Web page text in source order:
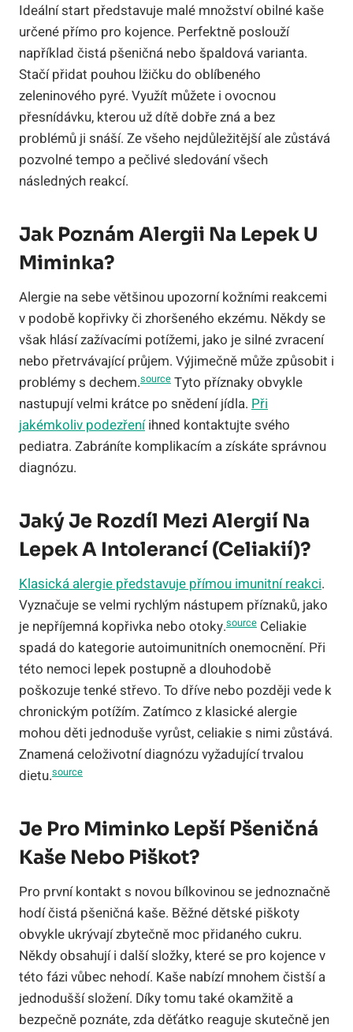
Ideální start představuje malé množství obilné kaše
určené přímo pro kojence. Perfektně poslouží
například čistá pšeničná nebo špaldová varianta.
Stačí přidat pouhou lžičku do oblíbeného
zeleninového pyré. Využít můžete i ovocnou
přesnídávku, kterou už dítě dobře zná a bez
problémů ji snáší. Ze všeho nejdůležitější ale zůstává
pozvolné tempo a pečlivé sledování všech
následných reakcí.
Jak Poznám Alergii Na Lepek U
Miminka?
Alergie na sebe většinou upozorní kožními reakcemi
v podobě kopřivky či zhoršeného ekzému. Někdy se
však hlásí zažívacími potížemi, jako je silné zvracení
nebo přetrvávající průjem. Výjimečně může způsobit i
problémy s dechem.source Tyto příznaky obvykle
nastupují velmi krátce po snědení jídla. Při
jakémkoliv podezřeníihned kontaktujte svého
pediatra. Zabráníte komplikacím a získáte správnou
diagnózu.
Jaký Je Rozdíl Mezi Alergií Na
Lepek A Intolerancí (celiakií)?
Klasická alergie představuje přímou imunitní reakci.
Vyznačuje se velmi rychlým nástupem příznaků, jako
je nepříjemná kopřivka nebo otoky.source Celiakie
spadá do kategorie autoimunitních onemocnění. Při
této nemoci lepek postupně a dlouhodobě
poškozuje tenké střevo. To dříve nebo později vede k
chronickým potížím. Zatímco z klasické alergie
mohou děti jednoduše vyrůst, celiakie s nimi zůstává.
Znamená celoživotní diagnózu vyžadující trvalou
dietu.source
Je Pro Miminko Lepší Pšeničná
Kaše Nebo Piškot?
Pro první kontakt s novou bílkovinou se jednoznačně
hodí čistá pšeničná kaše. Běžné dětské piškoty
obvykle ukrývají zbytečně moc přidaného cukru.
Někdy obsahují i další složky, které se pro kojence v
této fázi vůbec nehodí. Kaše nabízí mnohem čistší a
jednodušší složení. Díky tomu také okamžitě a
bezpečně poznáte, zda děťátko reaguje skutečně jen